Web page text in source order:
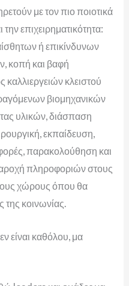
με τον πιο ποιοτικά
επιχειρηματικότητα:
ή επικίνδυνων
κοπή και βαφή
κλειστού
βιομηχανικών
υλικών, διάσπαση
εκπαίδευση,
παρακολούθηση και
πληροφοριών στους
χώρους όπου θα
κοινωνίας.
είναι καθόλου, μα